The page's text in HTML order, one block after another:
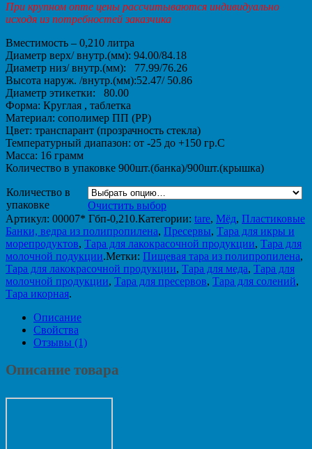
При крупном опте цены рассчитываются индивидуально
исходя из потребностей заказчика
Вместимость – 0,210 литра
Диаметр верх/ внутр.(мм): 94.00/84.18
Диаметр низ/ внутр.(мм): 77.99/76.26
Высота наруж. /внутр.(мм):52.47/ 50.86
Диаметр этикетки: 80.00
Форма: Круглая , таблетка
Материал: сополимер ПП (PP)
Цвет: транспарант (прозрачность стекла)
Температурный диапазон: от -25 до +150 гр.С
Масса: 16 грамм
Количество в упаковке 900шт.(банка)/900шт.(крышка)
Количество в
упаковке
Очистить выбор
Артикул: 00007* Гбп-0,210.Категории: tare, Мёд, Пластиковые
Банки, ведра из полипропилена, Пресервы, Тара для икры и
морепродуктов, Тара для лакокрасочной продукции, Тара для
молочной подукции.Метки: Пищевая тара из полипропилена,
Тара для лакокрасочной продукции, Тара для меда, Тара для
молочной продукции, Тара для пресервов, Тара для солений,
Тара икорная.
Описание
Свойства
Отзывы (1)
Описание товара